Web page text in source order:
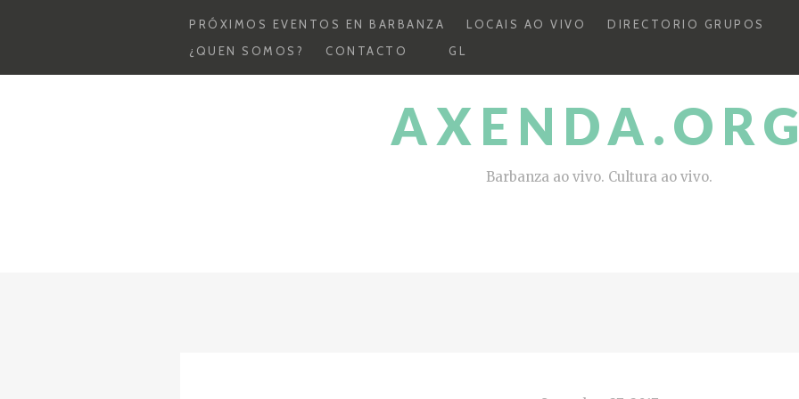
PRÓXIMOS EVENTOS EN BARBANZA LOCAIS AO VIVO
DIRECTORIO GRUPOS
¿QUEN SOMOS?
CONTACTO GL
AXENDA.ORG
Barbanza ao vivo. Cultura ao vivo.